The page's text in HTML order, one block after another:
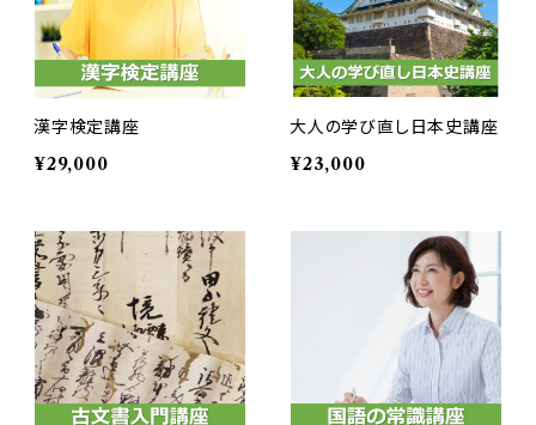
漢字検定講座
¥29,000
大人の学び直し日本史講座
¥23,000